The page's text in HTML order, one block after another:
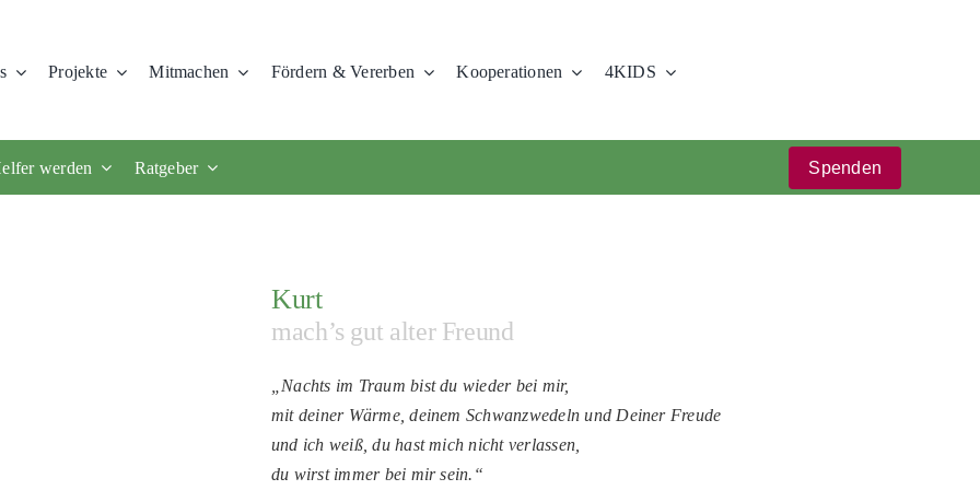
Projekte Mitmachen Fördern & Vererben Kooperationen 4KIDS
werden Ratgeber Spenden
Kurt
mach’s gut alter Freund
„Nachts im Traum bist du wieder bei mir,
mit deiner Wärme, deinem Schwanzwedeln und Deiner Freude
und ich weiß, du hast mich nicht verlassen,
du wirst immer bei mir sein.“